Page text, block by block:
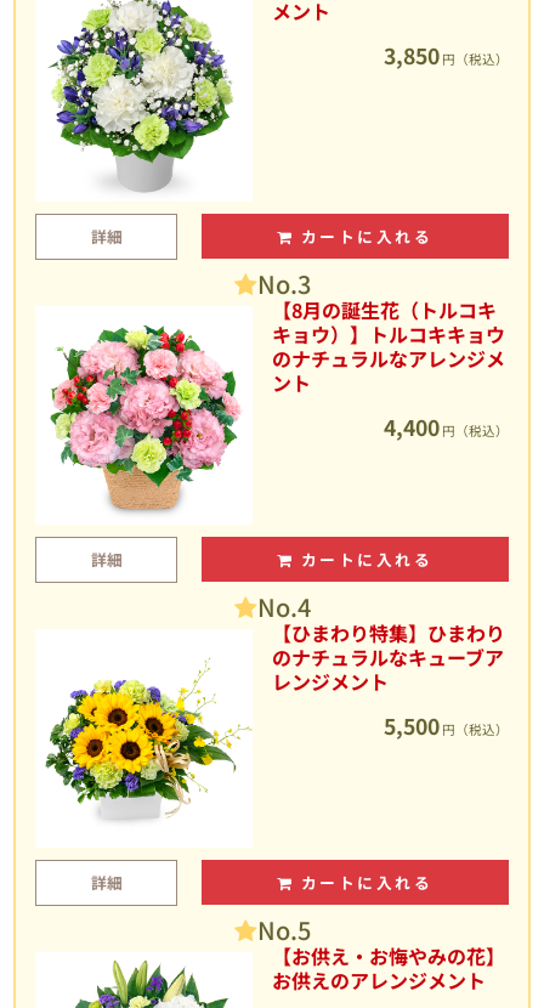
メント
3,850 円（税込）
詳細 カートに入れる
No.3
【8月の誕生花（トルコキ
キョウ）】トルコキキョウ
のナチュラルなアレンジメ
ント
4,400 円（税込）
詳細 カートに入れる
No.4
【ひまわり特集】ひまわり
のナチュラルなキューブア
レンジメント
5,500 円（税込）
詳細 カートに入れる
No.5
【お供え・お悔やみの花】
お供えのアレンジメント